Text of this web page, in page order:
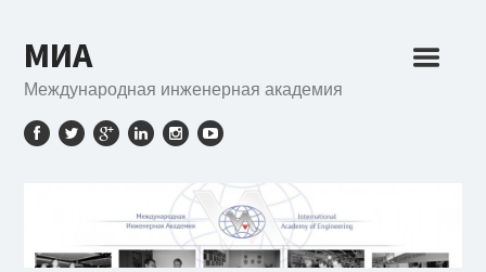
МИА
Международная инженерная академия